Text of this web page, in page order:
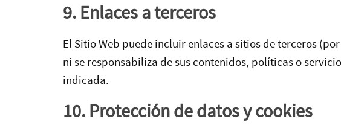
9. Enlaces a terceros
El Sitio Web puede incluir enlaces a sitios de terceros
ni se responsabiliza de sus contenidos, políticas o
indicada.
10. Protección de datos y cookies